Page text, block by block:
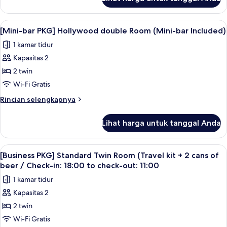
Americano
coupon
P/P+1
Perfume
Sachet
[Spring
Together
PKG]Family+h
Kitchen
10000KRW
credit+1
coupon
P/P+1
Sachet
Lihat
semua
foto
untuk
[Mini-
bar
PKG]
Hollywood
Room
(Mini-
bar
Included)
Brankas, tirai kedap cahaya, Wi-Fi
7
[Mini-bar PKG] Hollywood double Room (Mini-bar Included)
1 kamar tidur
Kapasitas 2
2 twin
Wi-Fi Gratis
Rincian selengkapnya
Rincian
[Mini-
bar
PKG]
Hollywood
double
Room
(Mini-
Included)
Lihat harga untuk tanggal Anda
Lihat
semua
foto
untuk
[Business
PKG]
Standard
Brankas, tirai kedap cahaya, Wi-Fi
5
[Business PKG] Standard Twin Room (Travel kit + 2 cans of
beer / Check-in: 18:00 to check-out: 11:00
1 kamar tidur
Kapasitas 2
2 twin
Wi-Fi Gratis